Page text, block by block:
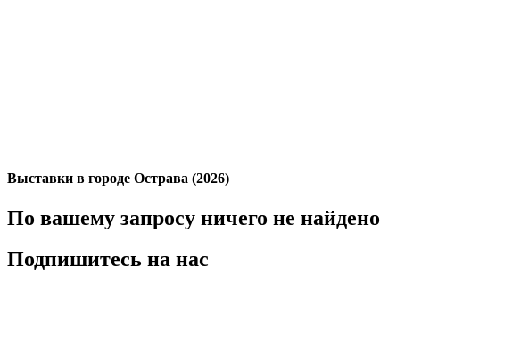
Выставки в городе Острава (2026)
По вашему запросу ничего не найдено
Подпишитесь на нас